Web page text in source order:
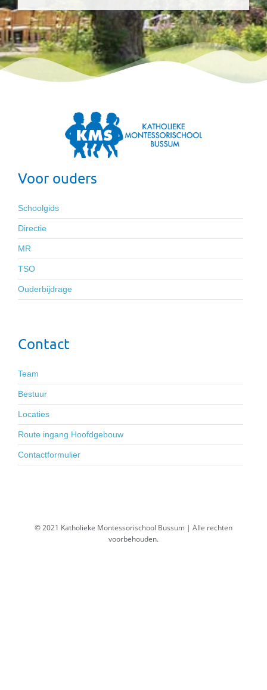
Voor ouders
Schoolgids
Directie
MR
TSO
Ouderbijdrage
Contact
Team
Bestuur
Locaties
Route ingang Hoofdgebouw
Contactformulier
© 2021 Katholieke Montessorischool Bussum | Alle rechten
voorbehouden.